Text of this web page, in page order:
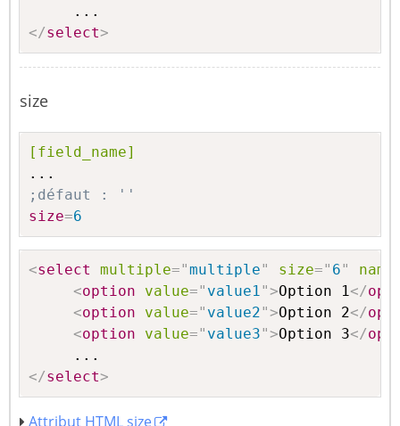
</select>
size
[field_name]
;défaut : ''
size=6
<select multiple="multiple" size=" 6" name
<option value=" value1">Option 1</
<option value=" value2">Option 2</
<option value=" value3">Option 3</
</select>
Attribut HTML size